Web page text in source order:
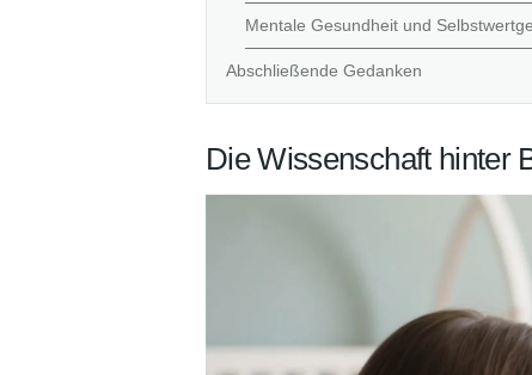
Mentale Gesundheit und
Abschließende Gedanken
Die Wissenschaft hinter